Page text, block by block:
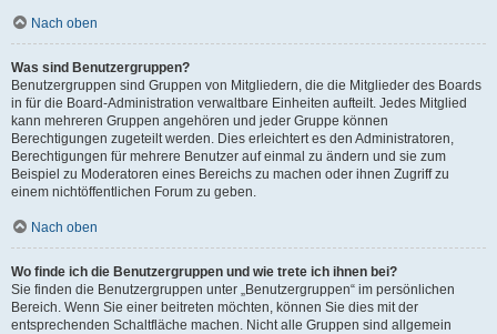
Nach oben
Was sind Benutzergruppen?
Benutzergruppen sind Gruppen von Mitgliedern, die die Mitglieder des Boards
in für die Board-Administration verwaltbare Einheiten aufteilt. Jedes Mitglied
kann mehreren Gruppen angehören und jeder Gruppe können
Berechtigungen zugeteilt werden. Dies erleichtert es den Administratoren,
Berechtigungen für mehrere Benutzer auf einmal zu ändern und sie zum
Beispiel zu Moderatoren eines Bereichs zu machen oder ihnen Zugriff zu
einem nichtöffentlichen Forum zu geben.
Nach oben
Wo finde ich die Benutzergruppen und wie trete ich ihnen bei?
Sie finden die Benutzergruppen unter „Benutzergruppen“ im persönlichen
Bereich. Wenn Sie einer beitreten möchten, können Sie dies mit der
entsprechenden Schaltfläche machen. Nicht alle Gruppen sind allgemein